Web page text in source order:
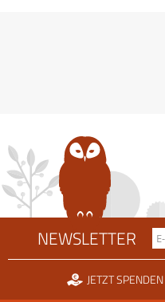
NEWSLETTER
JETZT SPENDEN